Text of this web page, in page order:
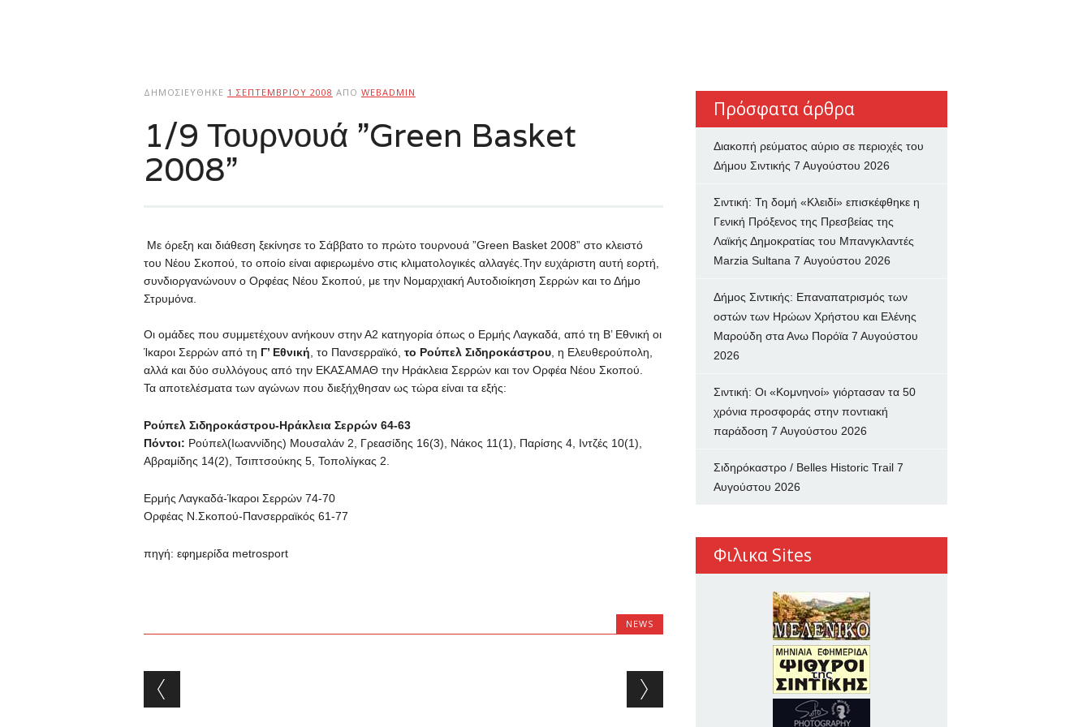
ΔΗΜΟΣΙΕΎΘΗΚΕ 1 ΣΕΠΤΕΜΒΡΊΟΥ 2008 ΑΠΌ WEBADMIN
1/9 Τουρνουά ”Green Basket
2008”
Με όρεξη και διάθεση ξεκίνησε το Σάββατο το πρώτο τουρνουά ”Green Basket 2008” στο κλειστό
του Νέου Σκοπού, το οποίο είναι αφιερωμένο στις κλιματολογικές αλλαγές.Την ευχάριστη αυτή εορτή,
συνδιοργανώνουν ο Ορφέας Νέου Σκοπού, με την Νομαρχιακή Αυτοδιοίκηση Σερρών και το Δήμο
Στρυμόνα.
Οι ομάδες που συμμετέχουν ανήκουν στην Α2 κατηγορία όπως ο Ερμής Λαγκαδά, από τη Β’ Εθνική οι
Ίκαροι Σερρών από τη Γ’ Εθνική , το Πανσερραϊκό, το Ρούπελ Σιδηροκάστρου, η Ελευθερούπολη,
αλλά και δύο συλλόγους από την ΕΚΑΣΑΜΑΘ την Ηράκλεια Σερρών και τον Ορφέα Νέου Σκοπού.
Τα αποτελέσματα των αγώνων που διεξήχθησαν ως τώρα είναι τα εξής:
Ρούπελ Σιδηροκάστρου-Ηράκλεια Σερρών 64-63
Πόντοι: Ρούπελ(Ιωαννίδης) Μουσαλάν 2, Γρεασίδης 16(3), Νάκος 11(1), Παρίσης 4, Ιντζές 10(1),
Αβραμίδης 14(2), Τσιπτσούκης 5, Τοπολίγκας 2.
Ερμής Λαγκαδά-Ίκαροι Σερρών 74-70
Ορφέας Ν.Σκοπού-Πανσερραϊκός 61-77
πηγή: εφημερίδα metrosport
NEWS
Post navigation
Πρόσφατα άρθρα
Διακοπή ρεύματος αύριο σε περιοχές του
Δήμου Σιντικής 7 Αυγούστου 2026
Σιντική: Τη δομή «Κλειδί» επισκέφθηκε η
Γενική Πρόξενος της Πρεσβείας της
Λαϊκής Δημοκρατίας του Μπανγκλαντές
Marzia Sultana 7 Αυγούστου 2026
Δήμος Σιντικής: Επαναπατρισμός των
oστών των Ηρώων Χρήστου και Ελένης
Μαρούδη στα Ανω Πορόϊα 7 Αυγούστου
2026
Σιντική: Οι «Κομνηνοί» γιόρτασαν τα 50
χρόνια προσφοράς στην ποντιακή
παράδοση 7 Αυγούστου 2026
Σιδηρόκαστρο / Belles Historic Trail 7
Αυγούστου 2026
Φιλικα Sites